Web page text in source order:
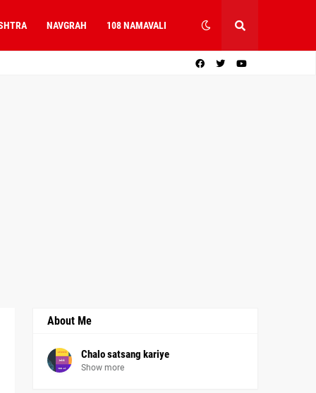
NAVGRAH 108 NAMAVALI
About Me
Chalo satsang kariye
Show more